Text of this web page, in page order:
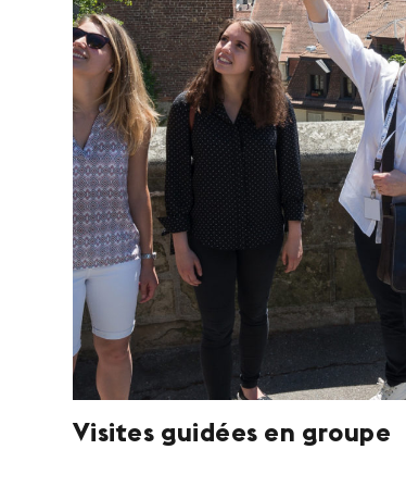
Visites guidées en groupe